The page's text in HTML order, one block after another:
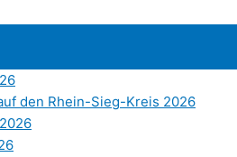
den Rhein-Sieg-Kreis 2026